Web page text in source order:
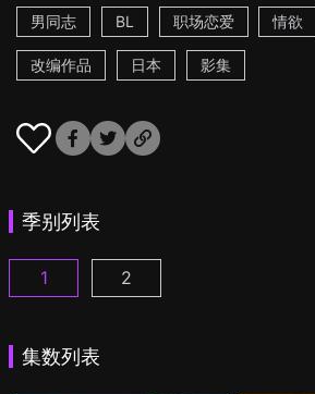
男同志
BL 职场恋爱 情欲
改编作品 日本 影集
季别列表
25时，赤坂见 第1集
1 25时，赤坂见 第2季 第1集
2
集数列表